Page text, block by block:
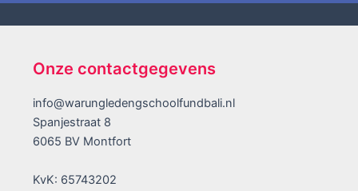
Onze contactgegevens
info@warungledengschoolfundbali.nl
Spanjestraat 8
6065 BV Montfort
KvK: 65743202